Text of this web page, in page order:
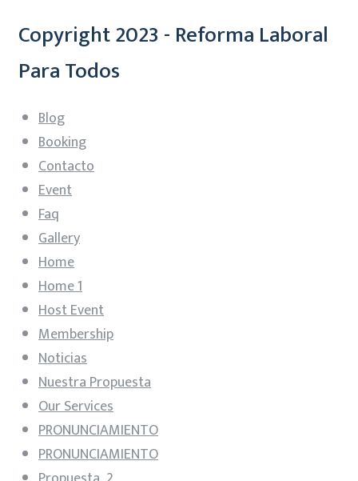
Copyright 2023 - Reforma Laboral
Para Todos
Blog
Booking
Contacto
Event
Faq
Gallery
Home
Home 1
Host Event
Membership
Noticias
Nuestra Propuesta
Our Services
PRONUNCIAMIENTO
PRONUNCIAMIENTO